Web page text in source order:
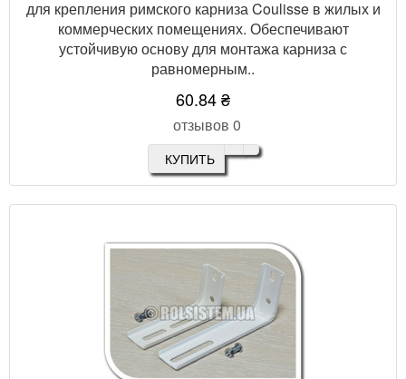
для крепления римского карниза Coulisse в жилых и
коммерческих помещениях. Обеспечивают
устойчивую основу для монтажа карниза с
равномерным..
60.84 ₴
отзывов 0
КУПИТЬ